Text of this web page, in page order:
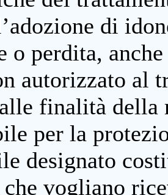
di
o perdita,
autorizzato al
finalità della
per la
designato
che vogliano